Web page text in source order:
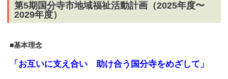
第5期国分寺市地域福祉活動計画（2025年度〜
2029年度）
■基本理念
「お互いに支え合い 助け合う国分寺をめざして」